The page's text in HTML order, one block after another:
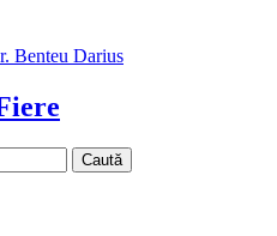
Benteu Darius